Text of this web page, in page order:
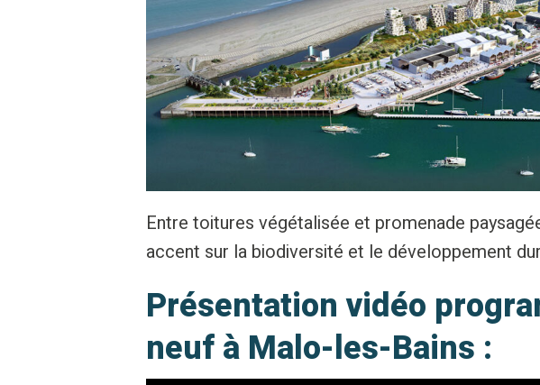
Entre toitures végétalisée et promenade
accent sur la biodiversité et le développement
Présentation vidéo
neuf à Malo-les-Bains :